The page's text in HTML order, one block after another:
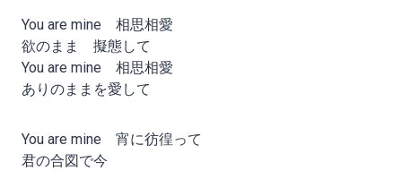
You are mine 相思相愛
欲のまま 擬態して
You are mine 相思相愛
ありのままを愛して
You are mine 宵に彷徨って
君の合図で今